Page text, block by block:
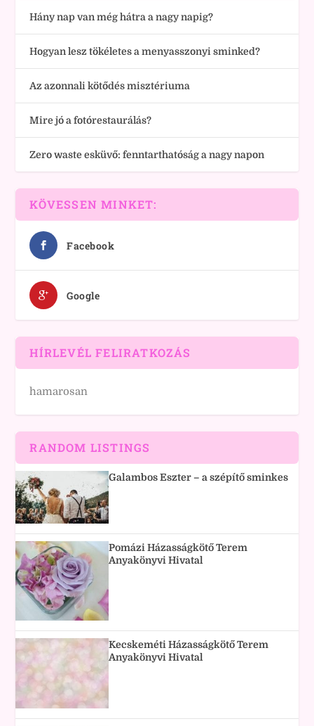
Hány nap van még hátra a nagy napig?
Hogyan lesz tökéletes a menyasszonyi sminked?
Az azonnali kötődés misztériuma
Mire jó a fotórestaurálás?
Zero waste esküvő: fenntarthatóság a nagy napon
KÖVESSEN MINKET:
Facebook
Google
HÍRLEVÉL FELIRATKOZÁS
hamarosan
RANDOM LISTINGS
Galambos Eszter – a szépítő sminkes
Pomázi Házasságkötő Terem
Anyakönyvi Hivatal
Kecskeméti Házasságkötő Terem
Anyakönyvi Hivatal